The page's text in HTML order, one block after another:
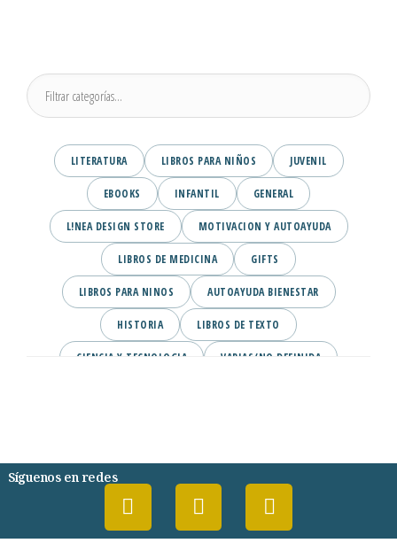
LITERATURA LIBROS PARA NIÑOS JUVENIL
EBOOKS INFANTIL GENERAL
L!NEA DESIGN STORE MOTIVACION Y AUTOAYUDA
LIBROS DE MEDICINA GIFTS
LIBROS PARA NINOS AUTOAYUDA BIENESTAR
HISTORIA LIBROS DE TEXTO
CIENCIA Y TECNOLOGIA VARIAS/NO DEFINIDA
Síguenos en redes